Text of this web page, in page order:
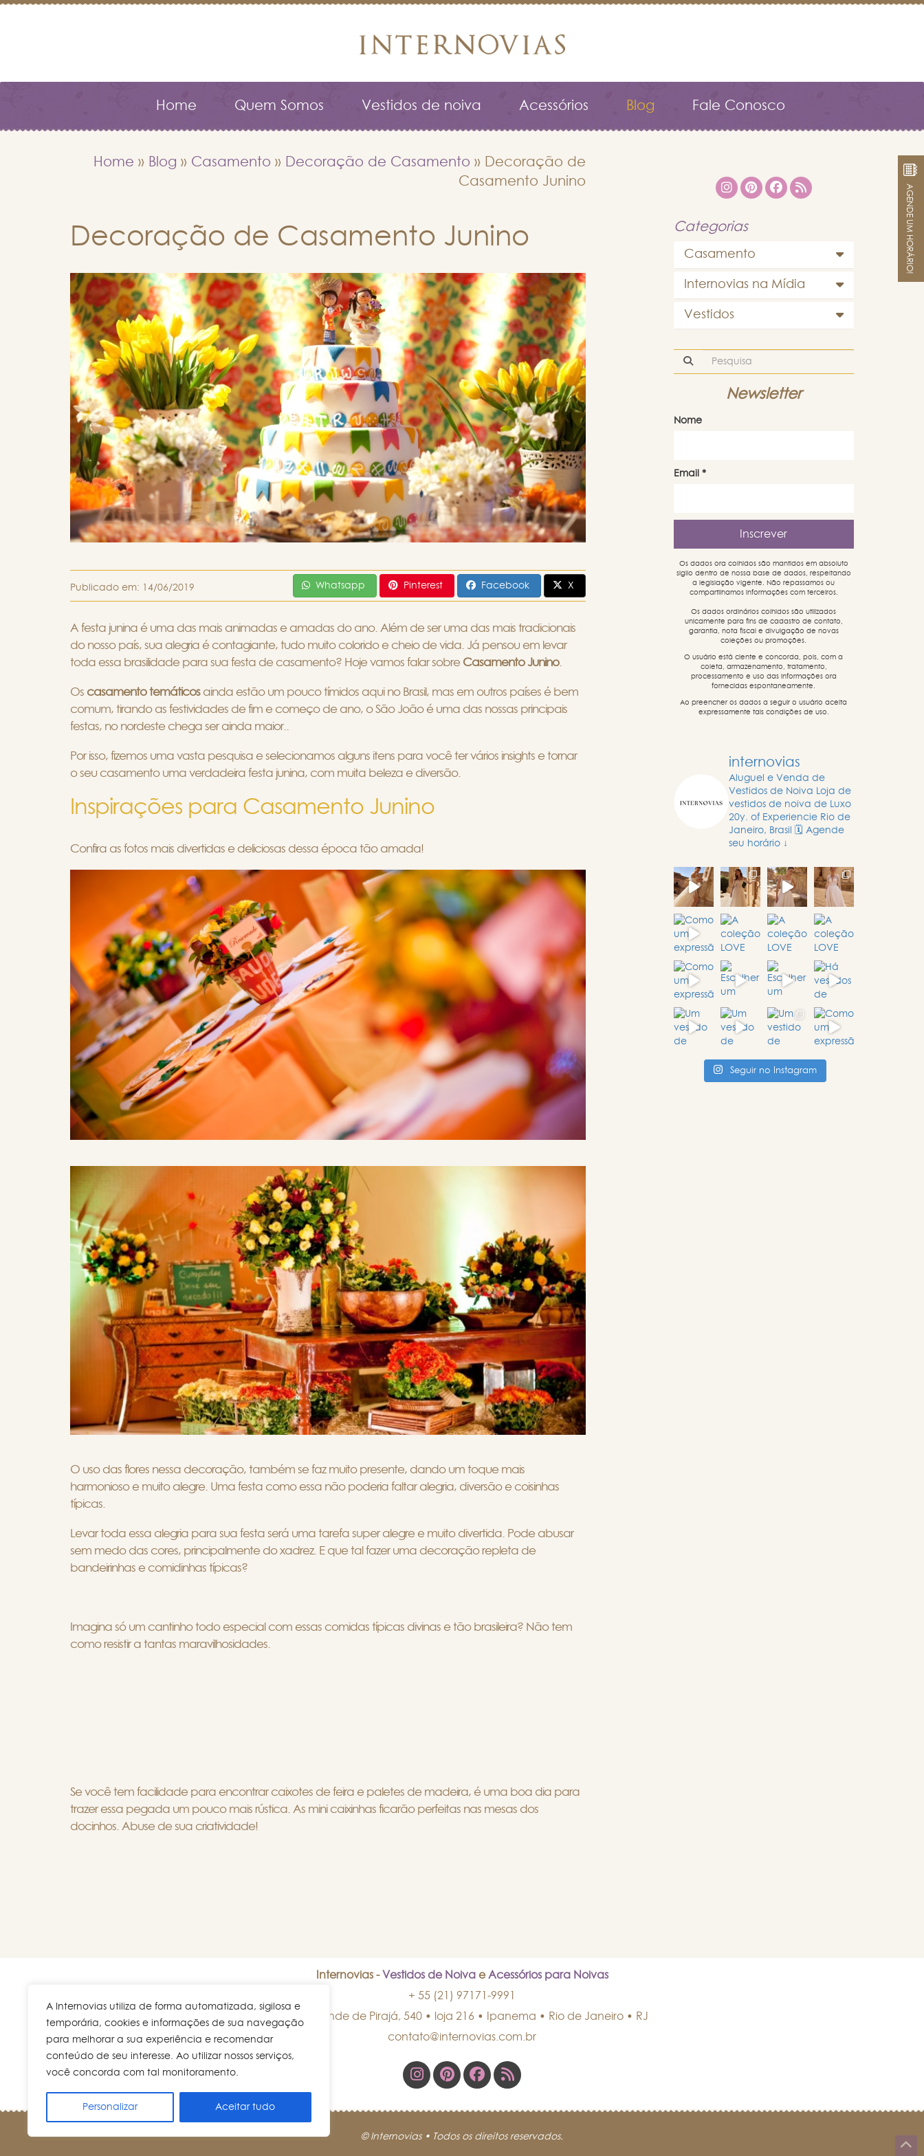
A Internovias utiliza de forma automatizada, sigilosa e
temporária, cookies e informações de sua navegação
para melhorar a sua experiência e recomendar
conteúdo de seu interesse. Ao utilizar nossos serviços,
você concorda com tal monitoramento.
Personalizar Aceitar tudo
Home Quem Somos Vestidos de noiva Acessórios Blog Fale Conosco
Home » Blog » Casamento » Decoração de Casamento » Decoração de
Casamento Junino
Decoração de Casamento Junino
Publicado em: 14/06/2019 Whatsapp Pinterest Facebook X
A festa junina é uma das mais animadas e amadas do ano. Além de ser uma das mais tradicionais
do nosso país, sua alegria é contagiante, tudo muito colorido e cheio de vida. Já pensou em levar
toda essa brasilidade para sua festa de casamento? Hoje vamos falar sobre Casamento Junino.
Os casamento temáticosainda estão um pouco tímidos aqui no Brasil, mas em outros países é bem
comum, tirando as festividades de fim e começo de ano, o São João é uma das nossas principais
festas, no nordeste chega ser ainda maior..
Por isso, fizemos uma vasta pesquisa e selecionamos alguns itens para você ter vários insights e tornar
o seu casamento uma verdadeira festa junina, com muita beleza e diversão.
Inspirações para Casamento Junino
Confira as fotos mais divertidas e deliciosas dessa época tão amada!
O uso das flores nessa decoração, também se faz muito presente, dando um toque mais
harmonioso e muito alegre. Uma festa como essa não poderia faltar alegria, diversão e coisinhas
típicas.
Levar toda essa alegria para sua festa será uma tarefa super alegre e muito divertida. Pode abusar
sem medo das cores, principalmente do xadrez. E que tal fazer uma decoração repleta de
bandeirinhas e comidinhas típicas?
Imagina só um cantinho todo especial com essas comidas típicas divinas e tão brasileira? Não tem
como resistir a tantas maravilhosidades.
Se você tem facilidade para encontrar caixotes de feira e paletes de madeira, é uma boa dia para
trazer essa pegada um pouco mais rústica. As mini caixinhas ficarão perfeitas nas mesas dos
docinhos. Abuse de sua criatividade!
Categorias
Casamento
Internovias na Mídia
Vestidos
Newsletter
Nome
Email *
Os dados ora colhidos são mantidos em absoluto
sigilo dentro de nossa base de dados, respeitando
a legislação vigente. Não repassamos ou
compartilhamos informações com terceiros.
Os dados ordinários colhidos são utilizados
unicamente para fins de cadastro de contato,
garantia, nota fiscal e divulgação de novas
coleções ou promoções.
O usuário está ciente e concorda, pois, com a
coleta, armazenamento, tratamento,
processamento e uso das informações ora
fornecidas espontaneamente.
Ao preencher os dados a seguir o usuário aceita
expressamente tais condições de uso.
internovias
Aluguel e Venda de
Vestidos de Noiva Loja de
vestidos de noiva de Luxo
20y. of ExperiencieRio de
Janeiro, Brasil
🗓️ Agende
seu horário ↓
Seguir no Instagram
Internovias - Vestidos de NoivaeAcessórios para Noivas
+ 55 (21) 97171-9991
Rua Visconde de Pirajá, 540 • loja 216 • Ipanema • Rio de Janeiro• RJ
contato@internovias.com.br
© Internovias • Todos os direitos reservados.
AGENDE UM HORÁRIO!